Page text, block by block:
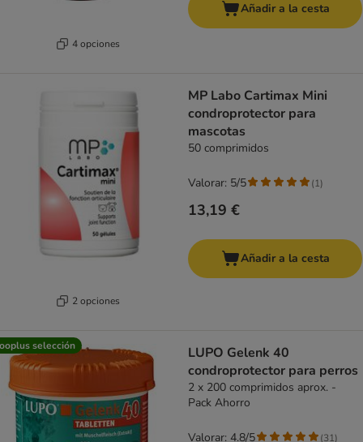
4 opciones
Añadir a la cesta
2 opciones
MP Labo Cartimax Mini
condroprotector para
mascotas
50 comprimidos
13,19 €
Valorar: 5/5 (1)
Añadir a la cesta
selección
LUPO Gelenk 40
condroprotector para perros
2 x 200 comprimidos aprox. -
Pack Ahorro
Valorar: 4.8/5 (31)